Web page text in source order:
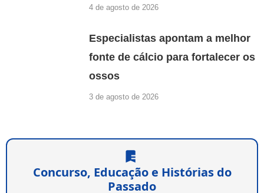
4 de agosto de 2026
Especialistas apontam a melhor
fonte de cálcio para fortalecer os
ossos
3 de agosto de 2026
Concurso, Educação e Histórias do
Passado